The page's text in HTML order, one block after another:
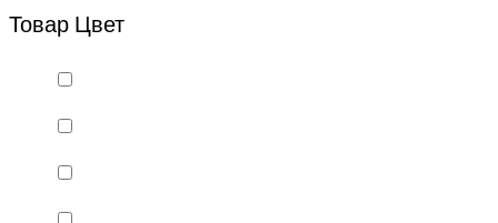
BSQ
Товар Цвет